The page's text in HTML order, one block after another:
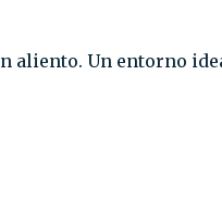
aliento. Un entorno